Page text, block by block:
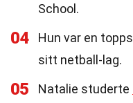
School.
04
Hun var en
sitt netball-lag.
05 Natalie studerte